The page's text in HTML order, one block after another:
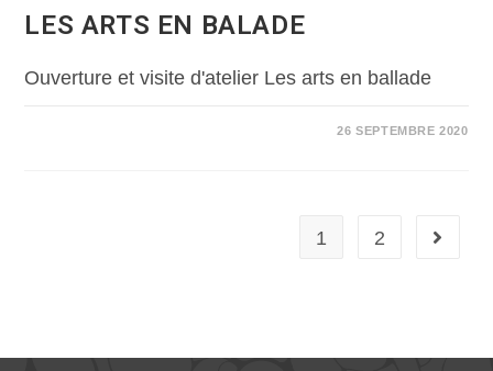
LES ARTS EN BALADE
Ouverture et visite d'atelier Les arts en ballade
26 SEPTEMBRE 2020
1 2